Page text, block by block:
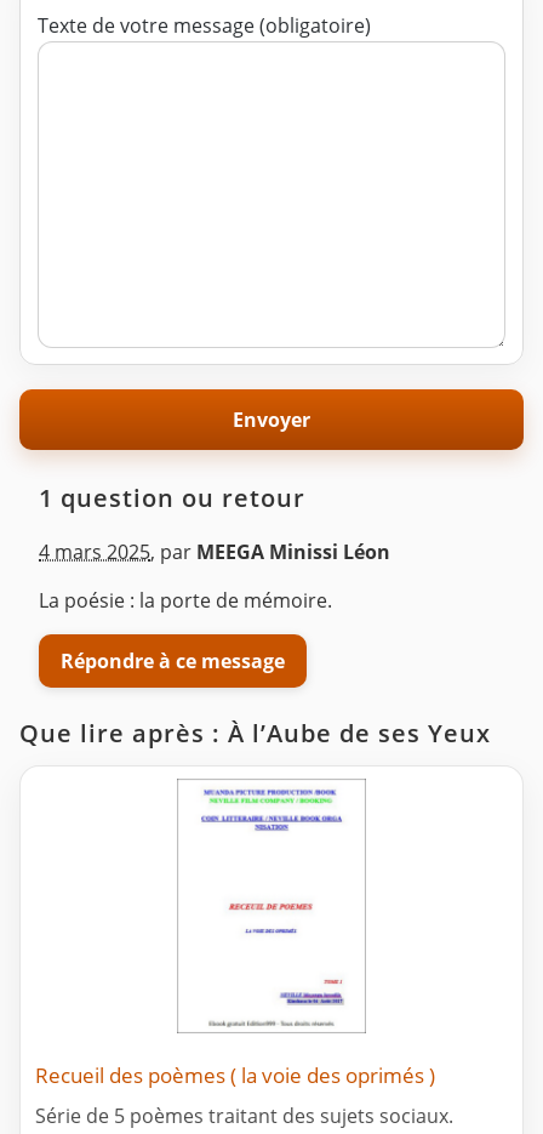
Texte de votre message (obligatoire)
1 question ou retour
4 mars 2025, par MEEGA Minissi Léon
La poésie : la porte de mémoire.
Répondre à ce message
Que lire après : À l’Aube de ses Yeux
Recueil des poèmes ( la voie des oprimés )
Série de 5 poèmes traitant des sujets sociaux.